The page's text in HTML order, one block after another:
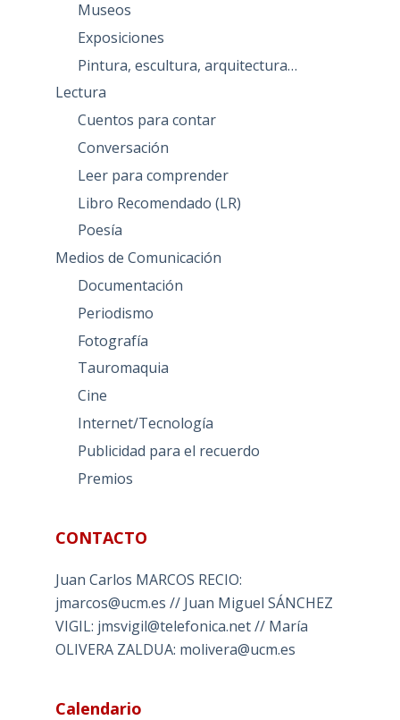
Museos
Exposiciones
Pintura, escultura, arquitectura…
Lectura
Cuentos para contar
Conversación
Leer para comprender
Libro Recomendado (LR)
Poesía
Medios de Comunicación
Documentación
Periodismo
Fotografía
Tauromaquia
Cine
Internet/Tecnología
Publicidad para el recuerdo
Premios
CONTACTO
Juan Carlos MARCOS RECIO:
jmarcos@ucm.es // Juan Miguel SÁNCHEZ
VIGIL: jmsvigil@telefonica.net // María
OLIVERA ZALDUA: molivera@ucm.es
Calendario